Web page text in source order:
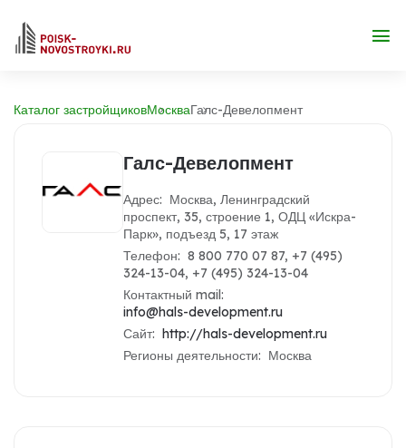
Каталог застройщиковМоскваГалс-Девелопмент
Галс-Девелопмент
Адрес: Москва, Ленинградский
проспект, 35, строение 1, ОДЦ «Искра-
Парк», подъезд 5, 17 этаж
Телефон: 8 800 770 07 87, +7 (495)
324-13-04, +7 (495) 324-13-04
Контактный mail:
info@hals-development.ru
Сайт: http://hals-development.ru
Регионы деятельности: Москва